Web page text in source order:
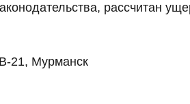
рассчитан
21, Мурманск